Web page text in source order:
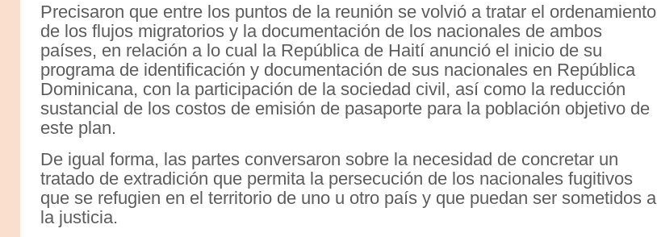
Precisaron que entre los puntos de la reunión se volvió a tratar el ordenamiento
de los flujos migratorios y la documentación de los nacionales de ambos
países, en relación a lo cual la República de Haití anunció el inicio de su
programa de identificación y documentación de sus nacionales en República
Dominicana, con la participación de la sociedad civil, así como la reducción
sustancial de los costos de emisión de pasaporte para la población objetivo de
este plan.
De igual forma, las partes conversaron sobre la necesidad de concretar un
tratado de extradición que permita la persecución de los nacionales fugitivos
que se refugien en el territorio de uno u otro país y que puedan ser sometidos a
la justicia.